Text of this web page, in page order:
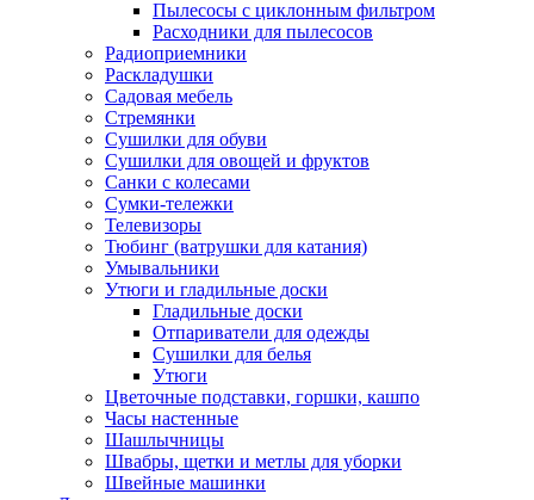
Пылесосы с циклонным фильтром
Расходники для пылесосов
Радиоприемники
Раскладушки
Садовая мебель
Стремянки
Сушилки для обуви
Сушилки для овощей и фруктов
Санки с колесами
Сумки-тележки
Телевизоры
Тюбинг (ватрушки для катания)
Умывальники
Утюги и гладильные доски
Гладильные доски
Отпариватели для одежды
Сушилки для белья
Утюги
Цветочные подставки, горшки, кашпо
Часы настенные
Шашлычницы
Швабры, щетки и метлы для уборки
Швейные машинки